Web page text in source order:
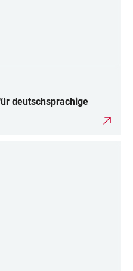
deutschsprachige